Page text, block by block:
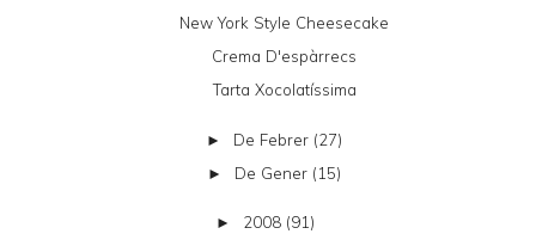
New York Style Cheesecake
Crema D'espàrrecs
Tarta Xocolatíssima
► De Febrer (27)
► De Gener (15)
► 2008 (91)